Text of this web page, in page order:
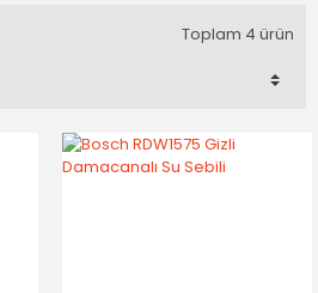
Toplam 4 ürün